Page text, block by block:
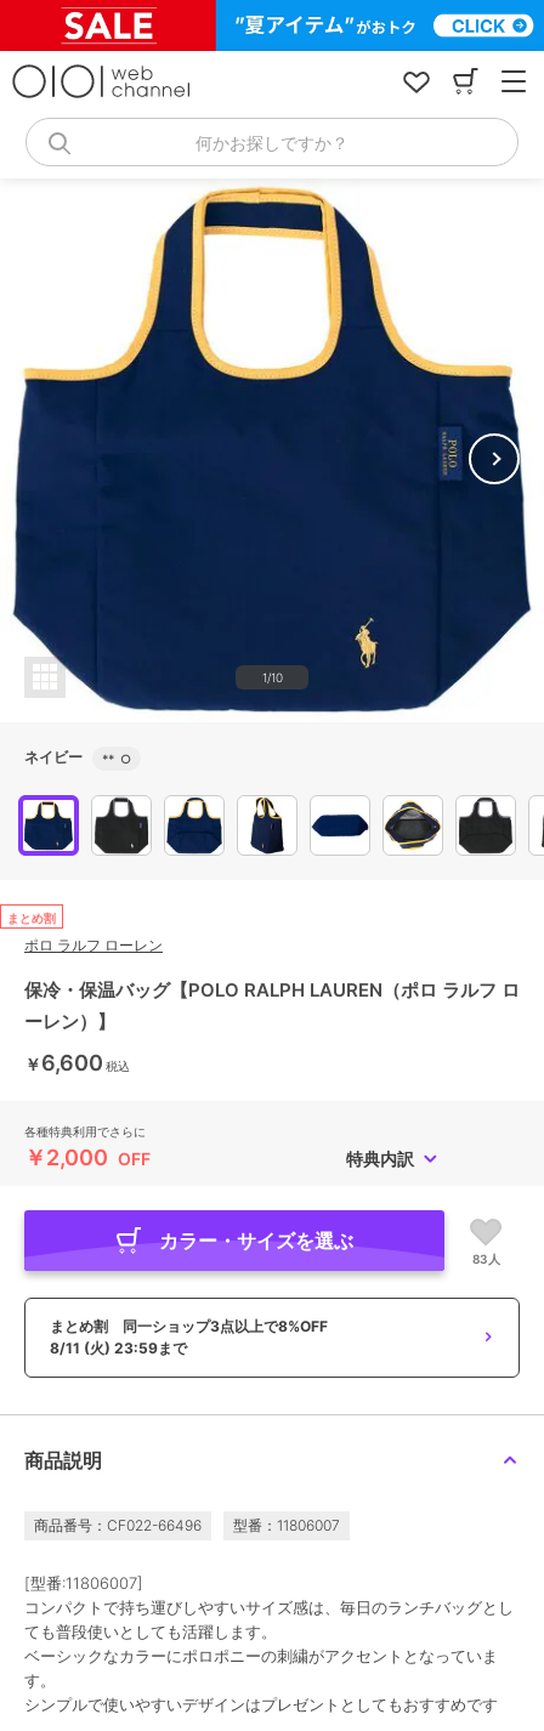
何かお探しですか？
1/10
ネイビー ** ○
まとめ割
ポロ ラルフ ローレン
保冷・保温バッグ【POLO RALPH LAUREN（ポロ ラルフ ロ
ーレン）】
￥6,600 税込
各種特典利用でさらに
￥2,000 OFF 特典内訳
カラー・サイズを選ぶ
83人
まとめ割 同一ショップ3点以上で8%OFF
8/11 (火) 23:59まで
商品説明
商品番号：CF022-66496 型番：11806007
[型番:11806007]
コンパクトで持ち運びしやすいサイズ感は、毎日のランチバッグとし
ても普段使いとしても活躍します。
ベーシックなカラーにポロポニーの刺繍がアクセントとなっていま
す。
シンプルで使いやすいデザインはプレゼントとしてもおすすめです